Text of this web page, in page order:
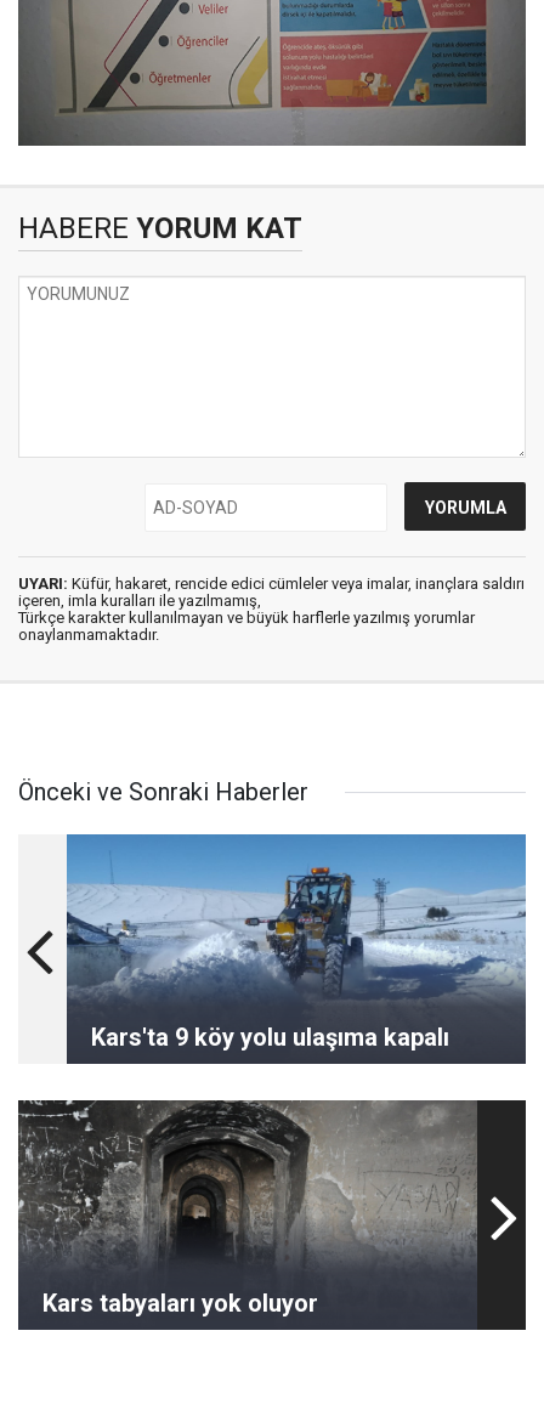
HABERE YORUM KAT
UYARI: Küfür, hakaret, rencide edici cümleler veya imalar, inançlara saldırı
içeren, imla kuralları ile yazılmamış,
Türkçe karakter kullanılmayan ve büyük harflerle yazılmış yorumlar
onaylanmamaktadır.
Önceki ve Sonraki Haberler
Kars'ta 9 köy yolu ulaşıma kapalı
Kars tabyaları yok oluyor